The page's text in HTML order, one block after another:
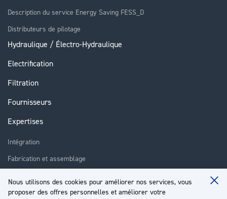
Nous utilisons des cookies pour améliorer nos services, vous
proposer des offres personnelles et améliorer votre
Description du service Energy Saving FESS_D
Distributeurs de pilotage
Hydraulique / Électro-Hydraulique
Electrification
Filtration
Fournisseurs
Expertises
Intégration
Fabrication et assemblage
Réparation